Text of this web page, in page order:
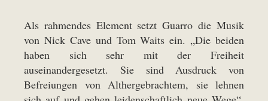
Als rahmendes Element setzt Guarro die Musik
von Nick Cave und Tom Waits ein. „Die beiden
haben sich sehr mit der Freiheit
auseinandergesetzt. Sie sind Ausdruck von
Befreiungen von Althergebrachtem, sie lehnen